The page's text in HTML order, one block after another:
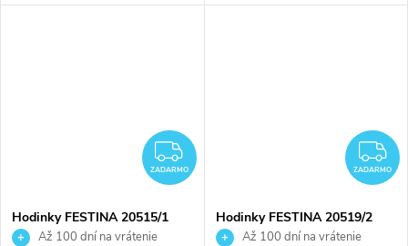
ZADARMO
ZADARMO
Hodinky FESTINA 20515/1
Až 100 dní na vrátenie
ZADARMO
Hodinky FESTINA 20519/2
Až 100 dní na vrátenie